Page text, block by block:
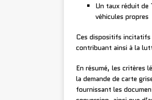
Un taux réduit de
véhicules propres
Ces dispositifs incitatifs
contribuant ainsi à la
En résumé, les critères
la demande de carte
fournissant les